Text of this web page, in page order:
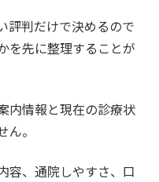
評判だけで決めるので
を先に整理することが
内情報と現在の診療状
。
容、通院しやすさ、口